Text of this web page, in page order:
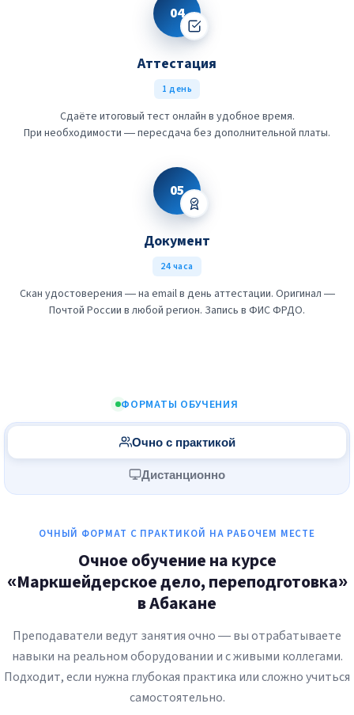
04
Аттестация
1 день
Сдаёте итоговый тест онлайн в удобное время.
При необходимости — пересдача без дополнительной платы.
05
Документ
24 часа
Скан удостоверения — на email в день аттестации. Оригинал —
Почтой России в любой регион. Запись в ФИС ФРДО.
ФОРМАТЫ ОБУЧЕНИЯ
Очно с практикой
Дистанционно
ОЧНЫЙ ФОРМАТ С ПРАКТИКОЙ НА РАБОЧЕМ МЕСТЕ
Очное обучение на курсе
«Маркшейдерское дело, переподготовка»
в Абакане
Преподаватели ведут занятия очно — вы отрабатываете
навыки на реальном оборудовании и с живыми коллегами.
Подходит, если нужна глубокая практика или сложно учиться
самостоятельно.